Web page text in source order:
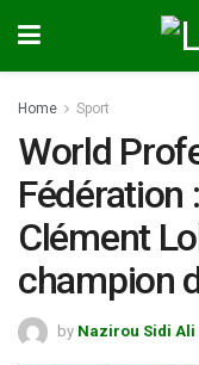
Home Sport
World
Fédération
Clément
champion
by Nazirou Sidi Ali